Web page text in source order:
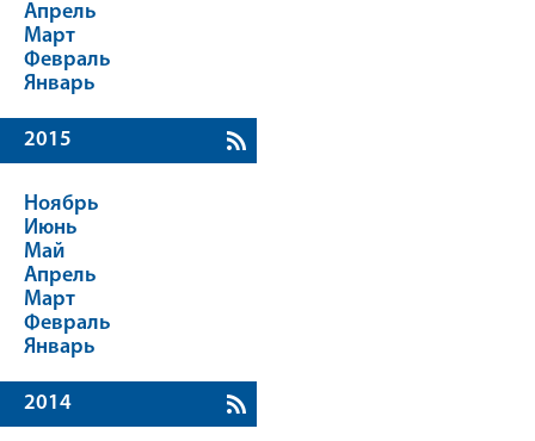
Апрель
Март
Февраль
Январь
2015
Ноябрь
Июнь
Май
Апрель
Март
Февраль
Январь
2014